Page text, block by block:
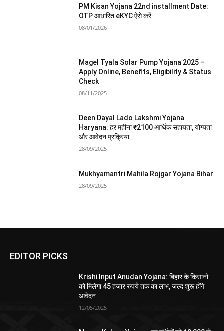
PM Kisan Yojana 22nd installment Date:
OTP आधारित eKYC ऐसे करें
08/01/2026
Magel Tyala Solar Pump Yojana 2025 –
Apply Online, Benefits, Eligibility & Status
Check
08/11/2025
Deen Dayal Lado Lakshmi Yojana
Haryana: हर महीना ₹2100 आर्थिक सहायता, योग्यता
और आवेदन प्रक्रिया
28/09/2025
Mukhyamantri Mahila Rojgar Yojana Bihar
28/09/2025
EDITOR PICKS
Krishi Input Anudan Yojana: बिहार के किसानो
को मिलेगा 45 हजार रुपये तक का लाभ, जल्द शुरू होंगे
आवेदन
12/05/2025